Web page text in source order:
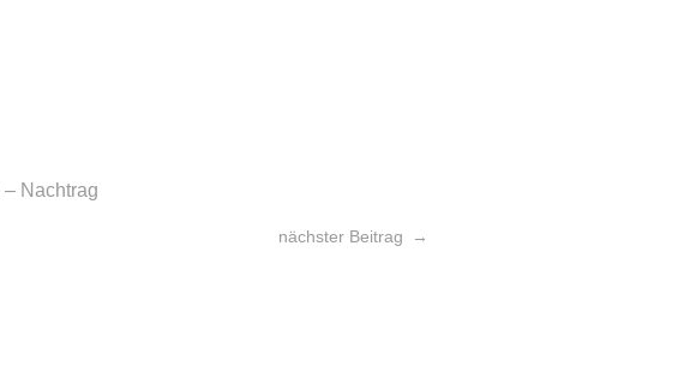
Nachtrag
nächster Beitrag